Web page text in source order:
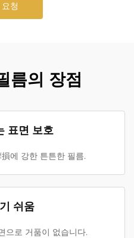
청
름의 장점
표면 보호
에 강한 튼튼한 필름.
쉬움
으로 거품이 없습니다.